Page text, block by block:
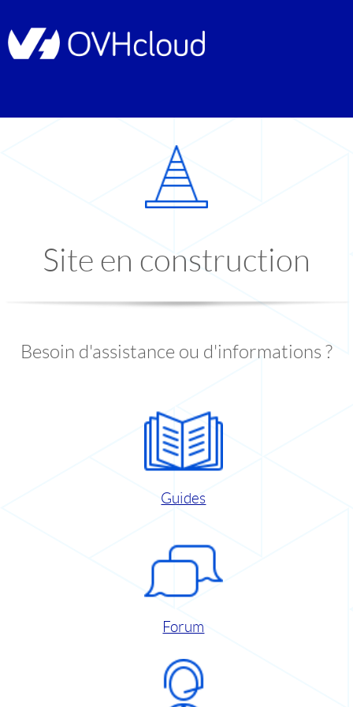
Site en construction
Besoin d'assistance ou d'informations ?
Guides
Forum